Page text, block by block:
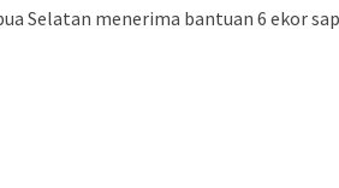
Selatan menerima bantuan 6 ekor